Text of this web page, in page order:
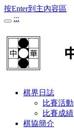
按Enter到主內容區
:::
棋界日誌
比賽活動
比賽成績
棋協簡介